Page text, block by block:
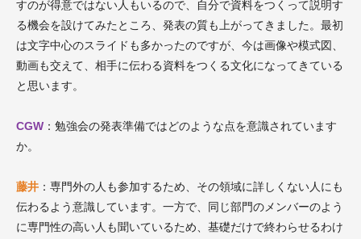
すのが得意ではない人もいるので、自分で資料をつくって説明す
る機会を設けてみたところ、発表の質も上がってきました。最初
は文字中心のスライドも多かったのですが、今は画像や模式図、
動画も交えて、相手に伝わる資料をつくる文化になってきている
と思います。
CGW ：勉強会の発表準備ではどのような点を意識されています
か。
藤井 ：専門外の人も参加するため、その領域に詳しくない人にも
伝わるよう意識しています。一方で、同じ部門のメンバーのよう
に専門性の高い人も聞いているため、基礎だけで終わらせるわけ